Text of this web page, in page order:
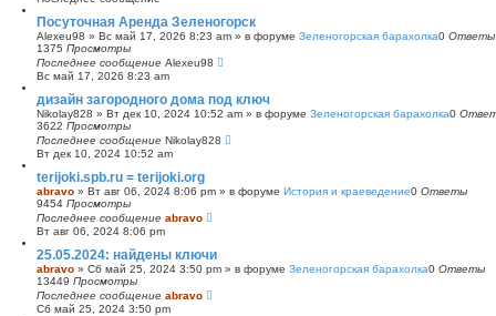
н
ы
й
п
о
и
к
Посуточная Аренда Зеленогорск
Alexeu98 » Вс май 17, 2026 8:23 am » в форуме Зеленогорская барахолка0 Ответы
1375 Просмотры
Последнее сообщение Alexeu98
Вс май 17, 2026 8:23 am
дизайн загородного дома под ключ
Nikolay828 » Вт дек 10, 2024 10:52 am » в форуме Зеленогорская барахолка0
3622 Просмотры
Последнее сообщение Nikolay828
Вт дек 10, 2024 10:52 am
terijoki.spb.ru = terijoki.org
abravo » Вт авг 06, 2024 8:06 pm » в форуме История и краеведение0 Ответы
9454 Просмотры
Последнее сообщение abravo
Вт авг 06, 2024 8:06 pm
25.05.2024: найдены ключи
abravo » Сб май 25, 2024 3:50 pm » в форуме Зеленогорская барахолка0 Ответы
13449 Просмотры
Последнее сообщение abravo
Сб май 25, 2024 3:50 pm